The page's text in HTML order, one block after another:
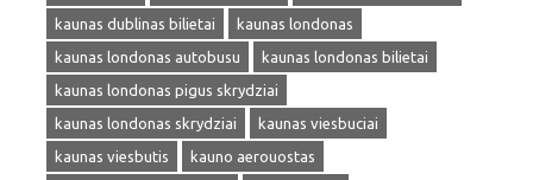
kaunas dublinas bilietai
kaunas londonas
kaunas londonas autobusu
kaunas londonas bilietai
kaunas londonas pigus skrydziai
kaunas londonas skrydziai
kaunas viesbuciai
kaunas viesbutis
kauno aerouostas